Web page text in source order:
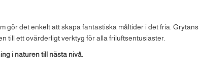
gör det enkelt att skapa fantastiska måltider i det fria. Grytans
till ett ovärderligt verktyg för alla friluftsentusiaster.
i naturen till nästa nivå.